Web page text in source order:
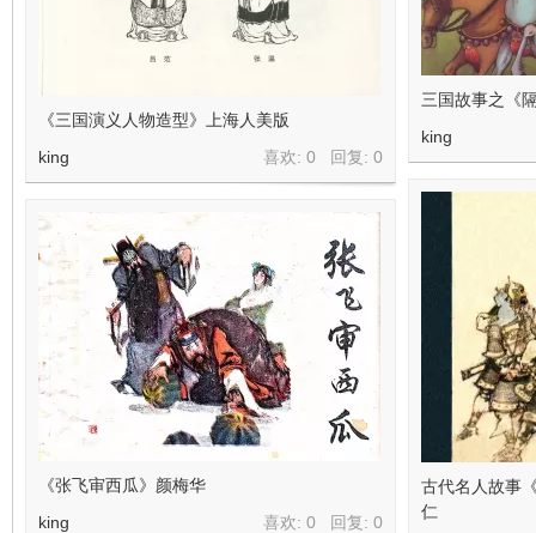
《三国演义人物造型》上海人美版
喜欢: 0 回复: 0
king
三国故事之《
king
古代名人故事
仁
《张飞审西瓜》颜梅华
喜欢: 0 回复: 0
king